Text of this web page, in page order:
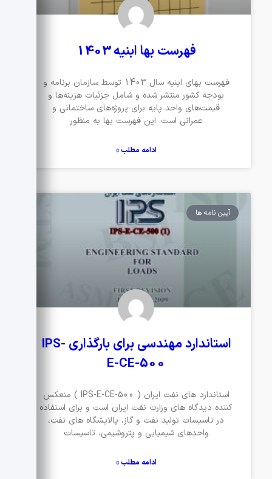
فهرست بها ابنیه 1403
فهرست بهای ابنیه سال 1403 توسط سازمان برنامه و
بودجه کشور منتشر شده و شامل جزئیات هزینه‌ها و
قیمت‌های واحد پایه برای پروژه‌های ساختمانی و
عمرانی است. این فهرست بها به منظور
ادامه مطلب »
آیین نامه ها
استاندارد مهندسی برای بارگذاری IPS-
E-CE-500
استاندارد های نفت ایران ( IPS-E-CE-500 ) منعکس
کننده دیدگاه های وزارت نفت ایران است و برای استفاده
در تاسیسات تولید نفت و گاز، پالایشگاه های نفت،
واحدهای شیمیایی و پتروشیمی، تاسیسات
ادامه مطلب »